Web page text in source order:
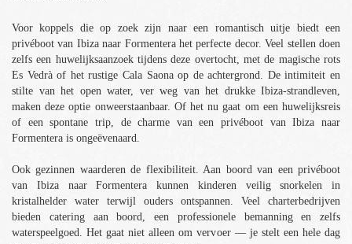
Voor koppels die op zoek zijn naar een romantisch uitje biedt een
privéboot van Ibiza naar Formentera het perfecte decor. Veel stellen doen
zelfs een huwelijksaanzoek tijdens deze overtocht, met de magische rots
Es Vedrà of het rustige Cala Saona op de achtergrond. De intimiteit en
stilte van het open water, ver weg van het drukke Ibiza-strandleven,
maken deze optie onweerstaanbaar. Of het nu gaat om een huwelijksreis
of een spontane trip, de charme van een privéboot van Ibiza naar
Formentera is ongeëvenaard.
Ook gezinnen waarderen de flexibiliteit. Aan boord van een privéboot
van Ibiza naar Formentera kunnen kinderen veilig snorkelen in
kristalhelder water terwijl ouders ontspannen. Veel charterbedrijven
bieden catering aan boord, een professionele bemanning en zelfs
waterspeelgoed. Het gaat niet alleen om vervoer — je stelt een hele dag